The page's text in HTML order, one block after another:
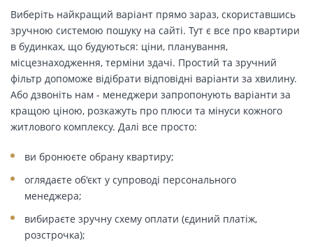
Виберіть найкращий варіант прямо зараз, скориставшись
зручною системою пошуку на сайті. Тут є все про квартири
в будинках, що будуються: ціни, планування,
місцезнаходження, терміни здачі. Простий та зручний
фільтр допоможе відібрати відповідні варіанти за хвилину.
Або дзвоніть нам - менеджери запропонують варіанти за
кращою ціною, розкажуть про плюси та мінуси кожного
житлового комплексу. Далі все просто:
ви бронюєте обрану квартиру;
оглядаєте об'єкт у супроводі персонального
менеджера;
вибираєте зручну схему оплати (єдиний платіж,
розстрочка);